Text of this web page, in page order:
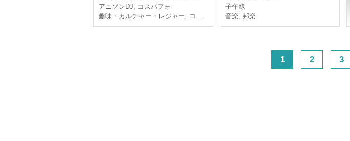
アニソンDJ, コスパフォ
趣味・カルチャー・レジャー, コスプレ
子午線
音楽, 邦楽
1 2 3